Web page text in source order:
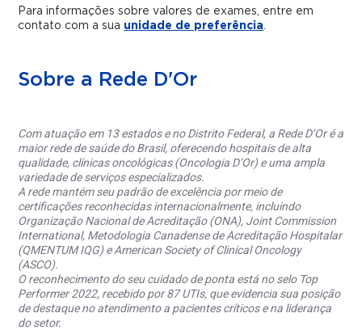
Para informações sobre valores de exames, entre em
contato com a sua unidade de preferência.
Sobre a Rede D'Or
Com atuação em 13 estados e no Distrito Federal, a Rede D’Or é a
maior rede de saúde do Brasil, oferecendo hospitais de alta
qualidade, clínicas oncológicas (Oncologia D’Or) e uma ampla
variedade de serviços especializados.
A rede mantém seu padrão de excelência por meio de
certificações reconhecidas internacionalmente, incluindo
Organização Nacional de Acreditação (ONA), Joint Commission
International, Metodologia Canadense de Acreditação Hospitalar
(QMENTUM IQG) e American Society of Clinical Oncology
(ASCO).
O reconhecimento do seu cuidado de ponta está no selo Top
Performer 2022, recebido por 87 UTIs, que evidencia sua posição
de destaque no atendimento a pacientes críticos e na liderança
do setor.